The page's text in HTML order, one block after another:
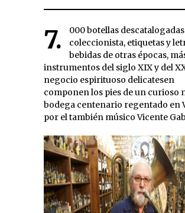
7.000 botellas descatalogadas de
coleccionista, etiquetas y
bebidas de otras épocas,
instrumentos del siglo XIX y del XX y un
negocio espirituoso delicatesen
componen los pies de un curioso
bodega centenario regentado en
por el también músico Vicente